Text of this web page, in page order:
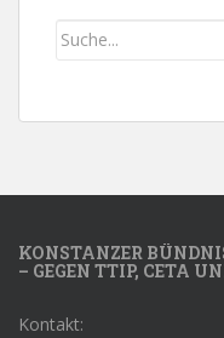
KONSTANZER
– GEGEN TTIP, CETA
Kontakt: